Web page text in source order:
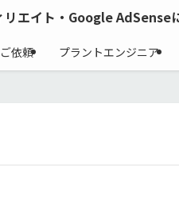
依頼 プラントエンジニア
エイト・Google AdSense